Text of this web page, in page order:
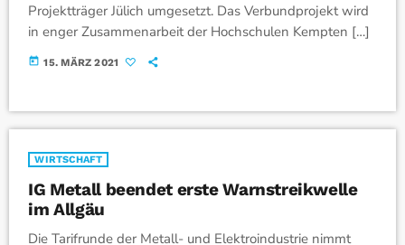
Projektträger Jülich umgesetzt. Das Verbundprojekt wird
in enger Zusammenarbeit der Hochschulen Kempten […]
today 15. MÄRZ 2021
WIRTSCHAFT
IG Metall beendet erste Warnstreikwelle
im Allgäu
Die Tarifrunde der Metall- und Elektroindustrie nimmt